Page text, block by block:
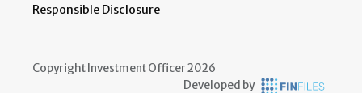
Responsible Disclosure
Copyright Investment Officer 2026
Developed by